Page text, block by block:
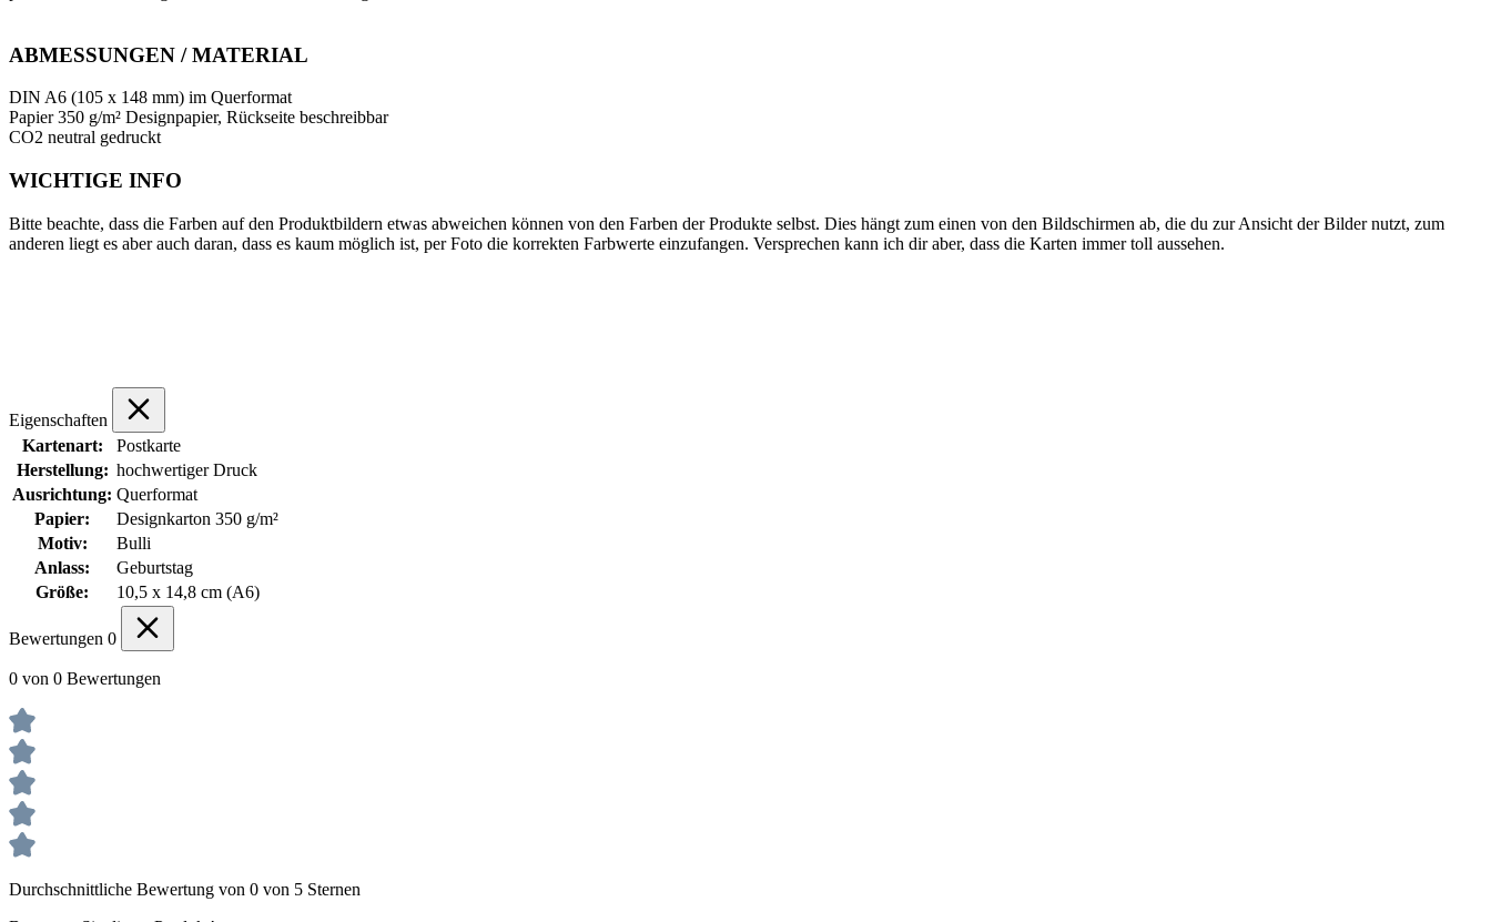
ABMESSUNGEN / MATERIAL
DIN A6 (105 x 148 mm) im Querformat
Papier 350 g/m² Designpapier, Rückseite beschreibbar
CO2 neutral gedruckt
WICHTIGE INFO
Bitte beachte, dass die Farben auf den Produktbildern etwas abweichen können von den Farben der Produkte selbst. Dies hängt zum einen von den Bildschirmen ab, die du zur Ansicht der Bilder nutzt, zum
anderen liegt es aber auch daran, dass es kaum möglich ist, per Foto die korrekten Farbwerte einzufangen. Versprechen kann ich dir aber, dass die Karten immer toll aussehen.
Eigenschaften
Kartenart:
Postkarte
Herstellung: hochwertiger Druck
Ausrichtung: Querformat
Papier:
Designkarton 350 g/m²
Motiv:
Bulli
Anlass:
Geburtstag
Größe:
10,5 x 14,8 cm (A6)
Bewertungen 0
0 von 0 Bewertungen
Durchschnittliche Bewertung von 0 von 5 Sternen